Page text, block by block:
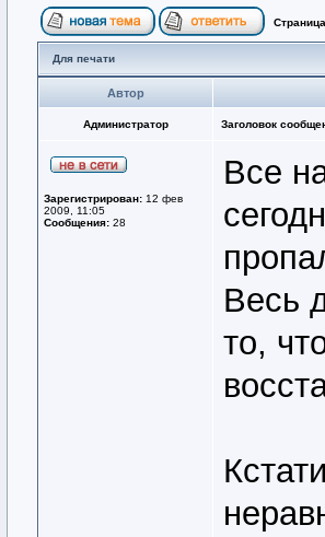
Страница
Для печати
Автор
Администратор Заголовок
Зарегистрирован: 12 фев
2009, 11:05
Сообщения: 28
Все
Весь
то,